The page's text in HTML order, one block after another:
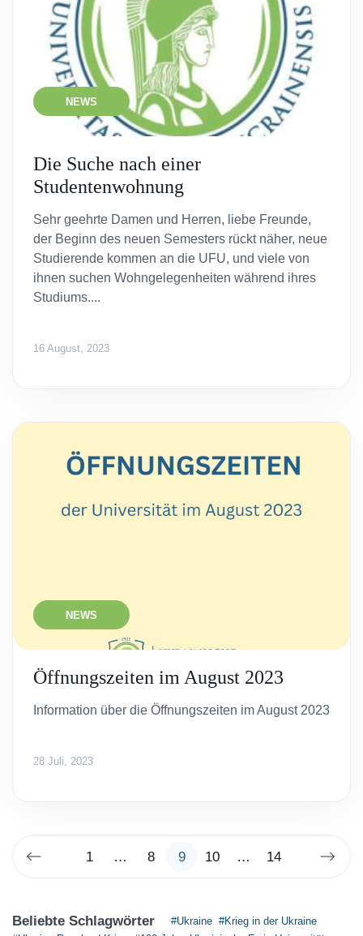
NEWS
Die Suche nach einer
Studentenwohnung
Sehr geehrte Damen und Herren, liebe Freunde,
der Beginn des neuen Semesters rückt näher, neue
Studierende kommen an die UFU, und viele von
ihnen suchen Wohngelegenheiten während ihres
Studiums....
16 August, 2023
NEWS
Öffnungszeiten im August 2023
Information über die Öffnungszeiten im August 2023
28 Juli, 2023
1 … 8 9 10 … 14
Beliebte Schlagwörter #Ukraine #Krieg in der Ukraine